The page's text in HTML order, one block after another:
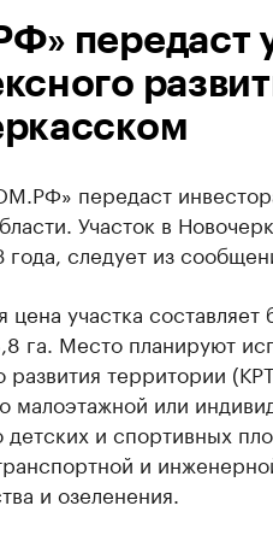
передаст
передаст
Участок в
следует из
цена участка
га. Место планируют
развития территории
малоэтажной или
детских и спортивных
и
и озеленения.